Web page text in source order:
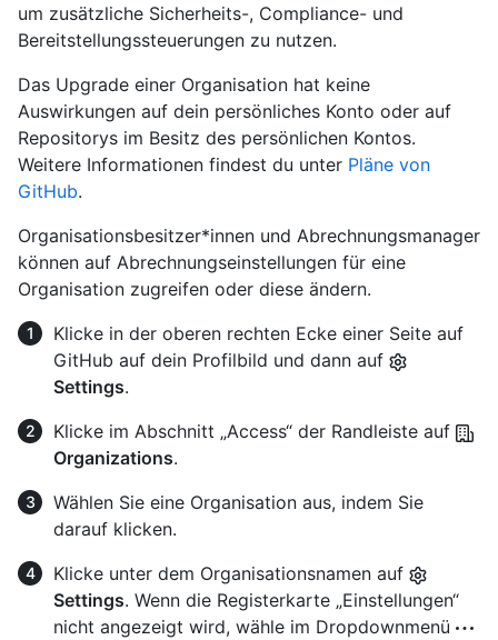
um zusätzliche Sicherheits-, Compliance- und
Bereitstellungssteuerungen zu nutzen.
Das Upgrade einer Organisation hat keine
Auswirkungen auf dein persönliches Konto oder auf
Repositorys im Besitz des persönlichen Kontos.
Weitere Informationen findest du unter Pläne von
GitHub.
Organisationsbesitzer*innen und Abrechnungsmanager
können auf Abrechnungseinstellungen für eine
Organisation zugreifen oder diese ändern.
Klicke in der oberen rechten Ecke einer Seite auf
GitHub auf dein Profilbild und dann auf
Settings.
Klicke im Abschnitt „Access“ der Randleiste auf
Organizations.
Wählen Sie eine Organisation aus, indem Sie
darauf klicken.
Klicke unter dem Organisationsnamen auf
Settings. Wenn die Registerkarte „Einstellungen“
nicht angezeigt wird, wähle im Dropdownmenü